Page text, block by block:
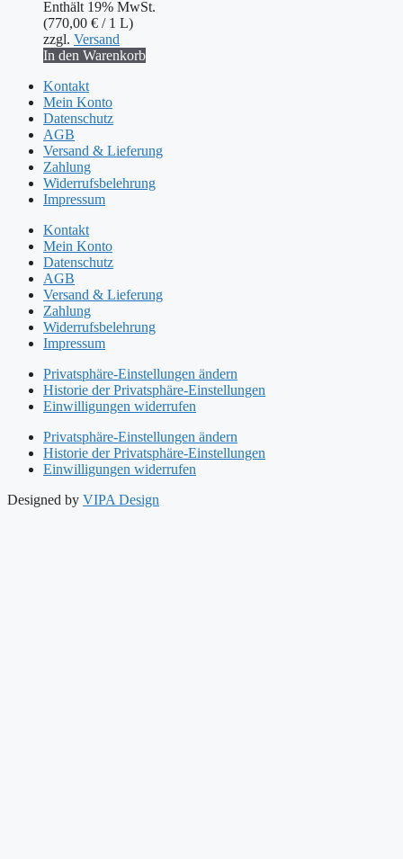
Enthält 19% MwSt.
(770,00 € / 1 L)
zzgl. Versand
In den Warenkorb
Kontakt
Mein Konto
Datenschutz
AGB
Versand & Lieferung
Zahlung
Widerrufsbelehrung
Impressum
Kontakt
Mein Konto
Datenschutz
AGB
Versand & Lieferung
Zahlung
Widerrufsbelehrung
Impressum
Privatsphäre-Einstellungen ändern
Historie der Privatsphäre-Einstellungen
Einwilligungen widerrufen
Privatsphäre-Einstellungen ändern
Historie der Privatsphäre-Einstellungen
Einwilligungen widerrufen
Designed by VIPA Design